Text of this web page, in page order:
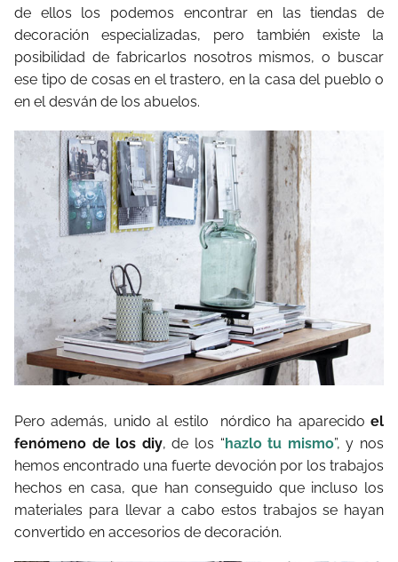
de ellos los podemos encontrar en las tiendas de
decoración especializadas, pero también existe la
posibilidad de fabricarlos nosotros mismos, o buscar
ese tipo de cosas en el trastero, en la casa del pueblo o
en el desván de los abuelos.
Pero además, unido al estilo nórdico ha aparecidoel
fenómeno de los diy, de los “hazlo tu mismo”, y nos
hemos encontrado una fuerte devoción por los trabajos
hechos en casa, que han conseguido que incluso los
materiales para llevar a cabo estos trabajos se hayan
convertido en accesorios de decoración.